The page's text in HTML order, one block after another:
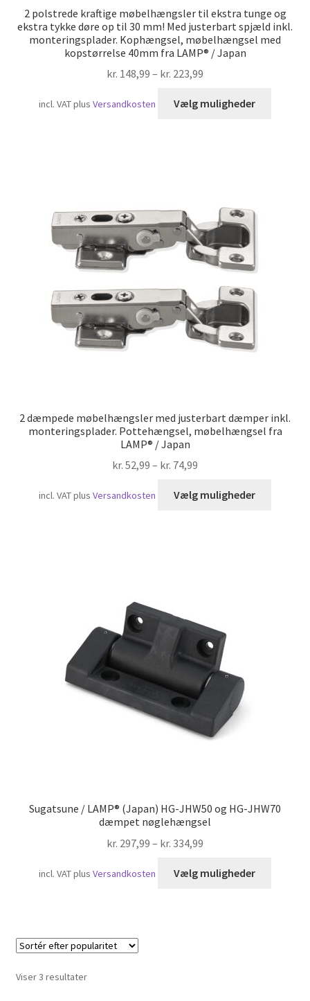
2 polstrede kraftige møbelhængsler til ekstra tunge og
ekstra tykke døre op til 30 mm! Med justerbart spjæld inkl.
monteringsplader. Kophængsel, møbelhængsel med
kopstørrelse 40mm fra LAMP® / Japan
kr. 148,99 – kr. 223,99
incl. VATplusVersandkosten Vælg muligheder
2 dæmpede møbelhængsler med justerbart dæmper inkl.
monteringsplader. Pottehængsel, møbelhængsel fra
LAMP® / Japan
kr. 52,99 – kr. 74,99
incl. VATplusVersandkosten Vælg muligheder
Sugatsune / LAMP® (Japan) HG-JHW50 og HG-JHW70
dæmpet nøglehængsel
kr. 297,99 – kr. 334,99
incl. VATplusVersandkosten Vælg muligheder
Viser 3 resultaterSorteret